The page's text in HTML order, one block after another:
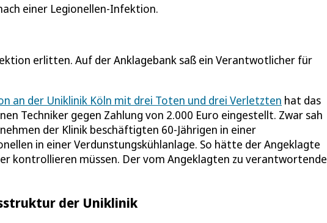
einer Legionellen-Infektion.
erlitten. Auf der Anklagebank saß ein Verantwotlicher für
an der Uniklinik Köln mit drei Toten und drei Verletzten hat das
Techniker gegen Zahlung von 2.000 Euro eingestellt. Zwar sah
der Klinik beschäftigten 60-Jährigen in einer
in einer Verdunstungskühlanlage. So hätte der Angeklagte
kontrollieren müssen. Der vom Angeklagten zu verantwortende
der Uniklinik